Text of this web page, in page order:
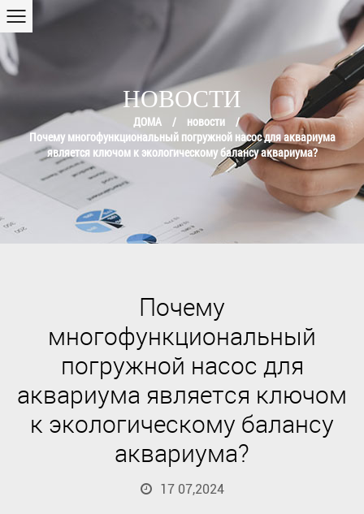
НОВОСТИ
ДОМА / новости
/
Почему многофункциональный погружной насос для аквариума
является ключом к экологическому балансу аквариума?
Почему
многофункциональный
погружной насос для
аквариума является ключом
к экологическому балансу
аквариума?
17 07,2024